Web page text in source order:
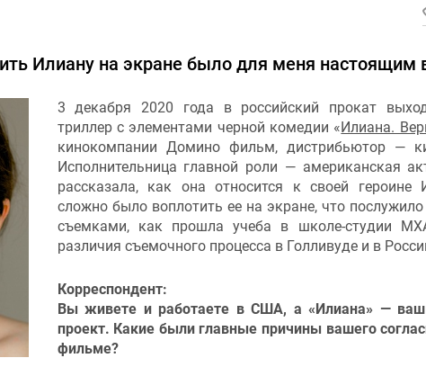
Илиану на экране было для меня настоящим
3 декабря 2020 года в российский прокат
триллер с элементами черной комедии «Илиана.
кинокомпании Домино фильм, дистрибьютор —
Исполнительница главной роли — американская
рассказала, как она относится к своей героине
сложно было воплотить ее на экране, что
съемками, как прошла учеба в школе-студии
различия съемочного процесса в Голливуде и в
Корреспондент:
Вы живете и работаете в США, а «Илиана» — ваш
проект. Какие были главные причины вашего
фильме?